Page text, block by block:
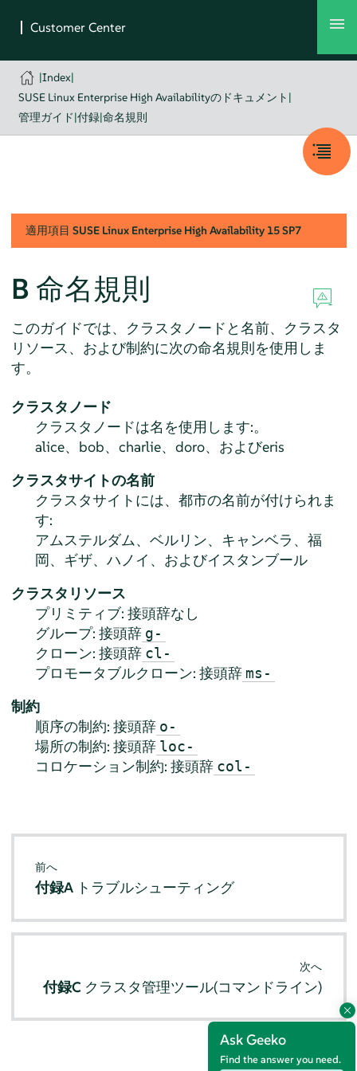
Ask Geeko
Find the answer you need.
|Index|
SUSE Linux Enterprise High Availabilityのドキュメント |
管理ガイド|付録|命名規則
適用項目 SUSE Linux Enterprise High Availability 15 SP7
B 命名規則
このガイドでは、クラスタノードと名前、クラスタ
リソース、および制約に次の命名規則を使用しま
す。
クラスタノード
クラスタノードは名を使用します:。
alice、bob、charlie、doro、およびeris
クラスタサイトの名前
クラスタサイトには、都市の名前が付けられま
す:
アムステルダム、ベルリン、キャンベラ、福
岡、ギザ、ハノイ、およびイスタンブール
クラスタリソース
プリミティブ: 接頭辞なし
グループ: 接頭辞 g-
クローン: 接頭辞 cl-
プロモータブルクローン: 接頭辞 ms-
制約
順序の制約: 接頭辞 o-
場所の制約: 接頭辞 loc-
コロケーション制約: 接頭辞 col-
前へ
付録A トラブルシューティング
次へ
付録C クラスタ管理ツール(コマンドライン)